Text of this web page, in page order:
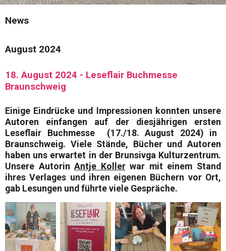
News
August 2024
18. August 2024 - Leseflair Buchmesse
Braunschweig
Einige Eindrücke und Impressionen konnten unsere
Autoren einfangen auf der diesjährigen ersten
Leseflair Buchmesse(17./18. August 2024) in
Braunschweig. Viele Stände, Bücherund Autoren
haben uns erwartet in der Brunsivga Kulturzentrum.
Unsere AutorinAntje Kollerwar mit einem Stand
ihres Verlages und ihren eigenen Büchern vor Ort,
gab Lesungen und führte viele Gespräche.